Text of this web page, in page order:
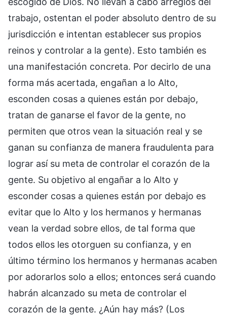
trabajo, ostentan el poder absoluto dentro de su
jurisdicción e intentan establecer sus propios
reinos y controlar a la gente). Esto también es
una manifestación concreta. Por decirlo de una
forma más acertada, engañan a lo Alto,
esconden cosas a quienes están por debajo,
tratan de ganarse el favor de la gente, no
permiten que otros vean la situación real y se
ganan su confianza de manera fraudulenta para
lograr así su meta de controlar el corazón de la
gente. Su objetivo al engañar a lo Alto y
esconder cosas a quienes están por debajo es
evitar que lo Alto y los hermanos y hermanas
vean la verdad sobre ellos, de tal forma que
todos ellos les otorguen su confianza, y en
último término los hermanos y hermanas acaben
por adorarlos solo a ellos; entonces será cuando
habrán alcanzado su meta de controlar el
corazón de la gente. ¿Aún hay más? (Los